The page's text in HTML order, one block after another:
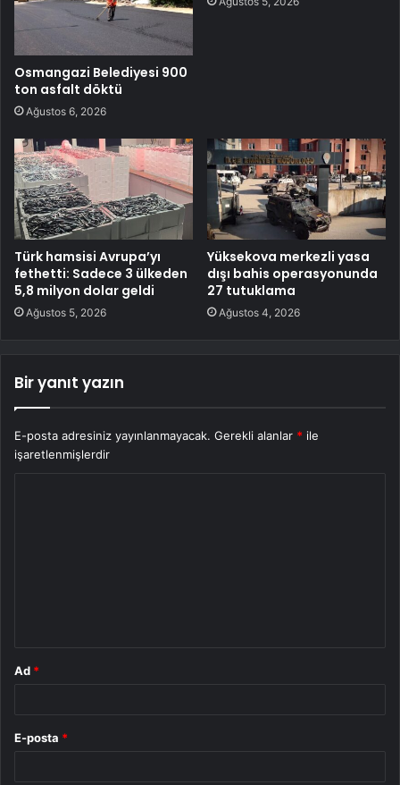
Osmangazi Belediyesi 900
ton asfalt döktü
Ağustos 6, 2026
Türk hamsisi Avrupa’yı
fethetti: Sadece 3 ülkeden
5,8 milyon dolar geldi
Ağustos 5, 2026
Yüksekova merkezli yasa
dışı bahis operasyonunda
27 tutuklama
Ağustos 4, 2026
Bir yanıt yazın
E-posta adresiniz yayınlanmayacak. Gerekli alanlar * ile
işaretlenmişlerdir
Ad *
E-posta *